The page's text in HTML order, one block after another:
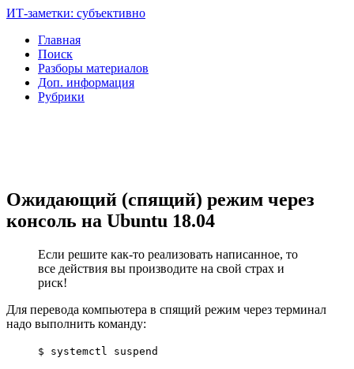
ИТ-заметки: субъективно
Главная
Поиск
Разборы материалов
Доп. информация
Рубрики
Ожидающий (спящий) режим через
консоль на Ubuntu 18.04
Если решите как-то реализовать написанное, то
все действия вы производите на свой страх и
риск!
Для перевода компьютера в спящий режим через терминал
надо выполнить команду:
$ systemctl suspend